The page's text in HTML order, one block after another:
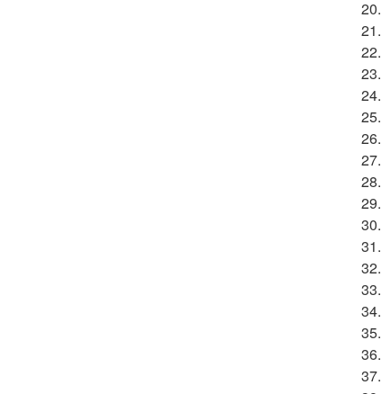
20.
21.
22.
23.
24.
25.
26.
27.
28.
29.
30.
31.
32.
33.
34.
35.
36.
37.